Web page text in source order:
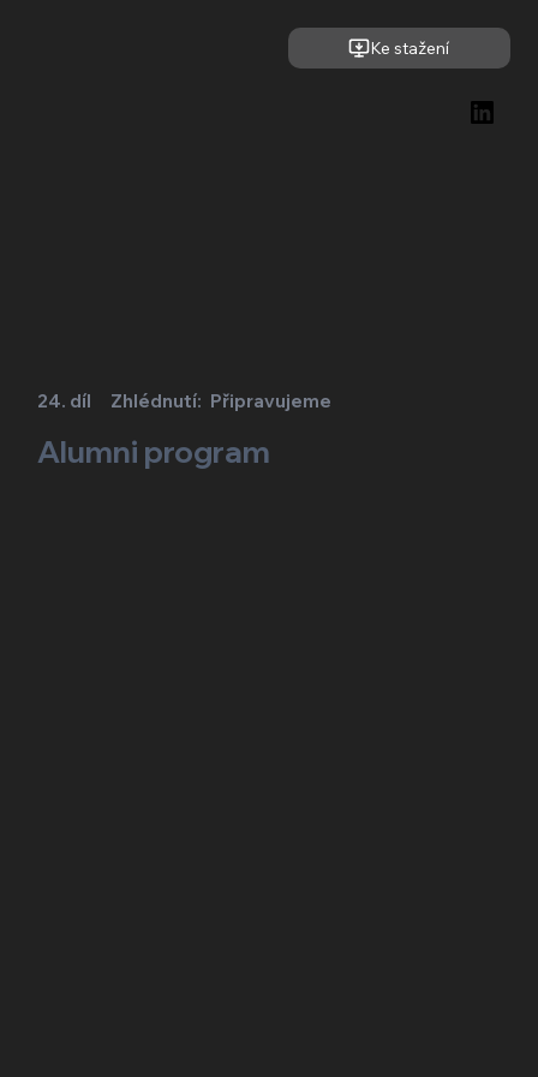
24. díl Zhlédnutí: Připravujeme
Alumni program
Ke stažení